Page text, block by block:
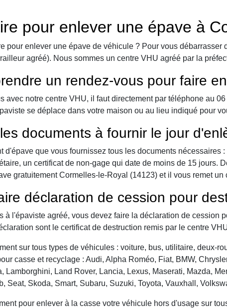
pour enlever une épave à
pour enlever une épave de véhicule ? Pour vous
agréé). Nous sommes un centre VHU agréé par la
un rendez-vous pour faire
avec notre centre VHU, il faut directement par téléphone au
se déplace dans votre maison ou au lieu indiqué pour
documents à fournir le jour
d'épave que vous fournissez tous les documents
un certificat de non-gage qui date de moins de 15 jours.
gratuitement Cormelles-le-Royal (14123) et il vous remet un
déclaration de cession pour
à l'épaviste agréé, vous devez faire la déclaration de cession
sont le certificat de destruction remis par le centre
sur tous types de véhicules : voiture, bus, utilitaire, deux-
casse et recyclage : Audi, Alpha Roméo, Fiat, BMW,
Lamborghini, Land Rover, Lancia, Lexus, Maserati, Mazda,
Seat, Skoda, Smart, Subaru, Suzuki, Toyota, Vauxhall,
pour enlever à la casse votre véhicule hors d'usage sur